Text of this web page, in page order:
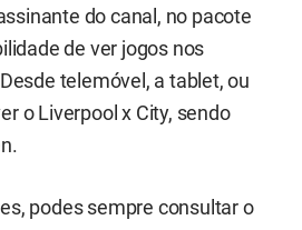
do canal, no pacote
de ver jogos nos
telemóvel, a tablet, ou
o Liverpool x City, sendo
podes sempre consultar o